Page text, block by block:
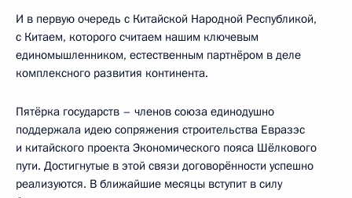
И в первую очередь с Китайской Народной Республикой,
с Китаем, которого считаем нашим ключевым
единомышленником, естественным партнёром в деле
комплексного развития континента.
Пятёрка государств – членов союза единодушно
поддержала идею сопряжения строительства Евразэс
и китайского проекта Экономического пояса Шёлкового
пути. Достигнутые в этой связи договорённости успешно
реализуются. В ближайшие месяцы вступит в силу